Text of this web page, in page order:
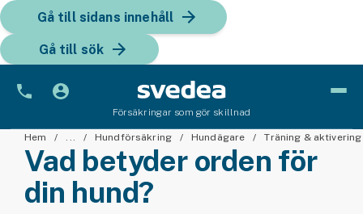
Gå till sidans innehåll
Gå till sök
Försäkringar som gör skillnad
Bil
Hem ... Hundförsäkring Hundägare Träning & aktivering
Vad betyder orden för
din hund?